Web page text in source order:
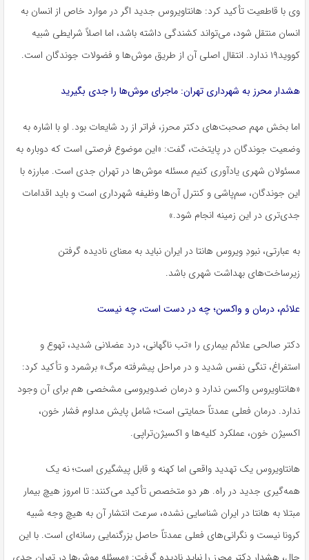
وی با قاطعیت تأکید کرد: هانتاویروس جدید اگر در موارد خاص از انسان به
انسان منتقل شود، می‌تواند کشندگی داشته باشد، اما اصلاً شرایطی شبیه
کووید۱۹ ندارد. انتقال اصلی آن از طریق موش‌ها و فضولات جوندگان است.
هشدار محرز به شهرداری تهران: ماجرای موش‌ها را جدی بگیرید
اما بخش مهم صحبت‌های دکتر محرز، فراتر از رد شایعات بود. او با اشاره به
وضعیت جوندگان در پایتخت، گفت: «این موضوع فرصتی است که دوباره به
مسئولان شهری یادآوری کنیم مسئله موش‌ها در تهران جدی است. مبارزه با
این جوندگان، سم‌پاشی و کنترل آن‌ها وظیفه شهرداری است و باید اقدامات
جدی‌تری در این زمینه انجام شود.»
به عبارتی، نبودِ ویروس هانتا در ایران نباید به معنای نادیده گرفتن
زیرساخت‌های بهداشت شهری باشد.
علائم، درمان و واکسن؛ چه در دست است، چه نیست
دکتر صالحی علائم بیماری را «تب ناگهانی، درد عضلانی شدید، تهوع و
استفراغ، تنگی نفس شدید و در مراحل پیشرفته مرگ» برشمرد و تأکید کرد:
«هانتاویروس واکسن ندارد و درمان ضدویروسی مشخصی هم برای آن وجود
ندارد. درمان فعلی عمدتاً حمایتی است؛ شامل پایش مداوم فشار خون،
اکسیژن خون، عملکرد کلیه‌ها و اکسیژن‌تراپی.
هانتاویروس یک تهدید واقعی اما کهنه و قابل پیشگیری است؛ نه یک
همه‌گیری جدید در راه. هر دو متخصص تأکید می‌کنند: تا امروز هیچ بیمار
مبتلا به هانتا در ایران شناسایی نشده، سرعت انتشار آن به هیچ وجه شبیه
کرونا نیست و نگرانی‌های فعلی عمدتاً حاصل بزرگنمایی رسانه‌ای است. با این